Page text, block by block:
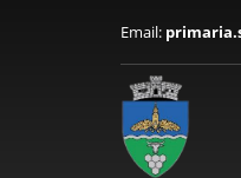
PRIMAR
Luni - Miercuri
Joi - Vineri 13:00 -
Email: